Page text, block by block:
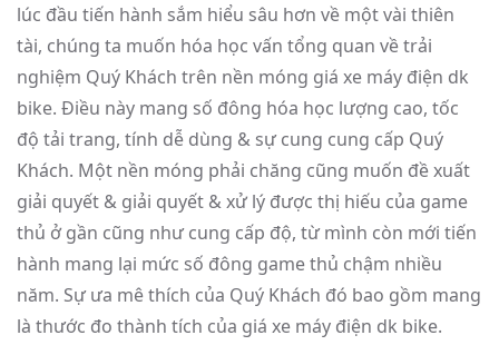
lúc đầu tiến hành sắm hiểu sâu hơn về một vài thiên
tài, chúng ta muốn hóa học vấn tổng quan về trải
nghiệm Quý Khách trên nền móng giá xe máy điện dk
bike. Điều này mang số đông hóa học lượng cao, tốc
độ tải trang, tính dễ dùng & sự cung cung cấp Quý
Khách. Một nền móng phải chăng cũng muốn đề xuất
giải quyết & giải quyết & xử lý được thị hiếu của game
thủ ở gần cũng như cung cấp độ, từ mình còn mới tiến
hành mang lại mức số đông game thủ chậm nhiều
năm. Sự ưa mê thích của Quý Khách đó bao gồm mang
là thước đo thành tích của giá xe máy điện dk bike.